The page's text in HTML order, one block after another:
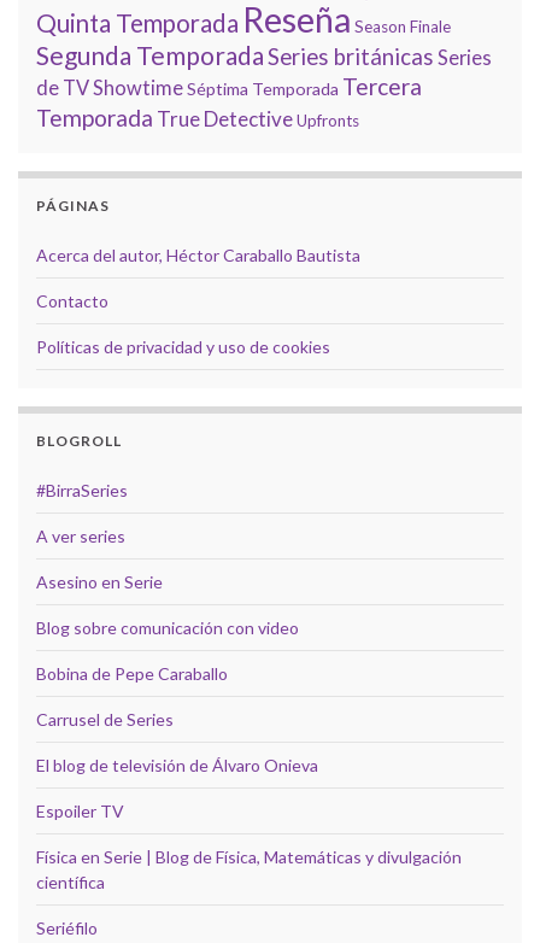
Quinta Temporada Reseña Season Finale
Segunda TemporadaSeries británicas Series
de TVShowtimeSéptima Temporada Tercera
Temporada True DetectiveUpfronts
PÁGINAS
Acerca del autor, Héctor Caraballo Bautista
Contacto
Políticas de privacidad y uso de cookies
BLOGROLL
#BirraSeries
A ver series
Asesino en Serie
Blog sobre comunicación con video
Bobina de Pepe Caraballo
Carrusel de Series
El blog de televisión de Álvaro Onieva
Espoiler TV
Física en Serie | Blog de Física, Matemáticas y divulgación
científica
Seriéfilo